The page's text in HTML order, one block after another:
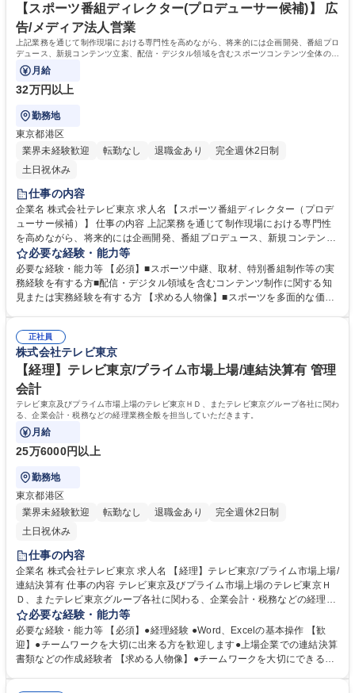
【スポーツ番組ディレクター(プロデューサー候補)】 広
告/メディア法人営業
上記業務を通じて制作現場における専門性を高めながら、将来的には企画開発、番組プロ
デュース、新規コンテンツ立案、配信・デジタル領域を含むスポーツコンテンツ全体の推
進を担うキャリア形成を想定しています。
月給
32万円以上
勤務地
東京都港区
業界未経験歓迎
転勤なし 退職金あり
完全週休2日制
土日祝休み
仕事の内容
企業名 株式会社テレビ東京 求人名 【スポーツ番組ディレクター（プロデ
ューサー候補）】 仕事の内容 上記業務を通じて制作現場における専門性
を高めながら、将来的には企画開発、番組プロデュース、新規コンテンツ
立案、配信・デジタル領域を含むスポーツコンテンツ全体の推進を担うキ
ャリア形成を想定しています。 ■スポーツ中継、特別番組、配信コンテン
ツ等の企画・制作■各種スポーツ大会・競技に関する取材、構成、VTR制
作■生放送・中継におけるディレクション業務■スポーツコンテンツの価値
必要な経験・能力等
必要な経験・能力等 【必須】■スポーツ中継、取材、特別番組制作等の実
務経験を有する方■配信・デジタル領域を含むコンテンツ制作に関する知
見または実務経験を有する方 【求める人物像】■スポーツを多面的な価値
ケーション能力を有し、社内外の関係者と信頼関係を構築できる方■社内
外に幅広いネットワークを築き、関係各所を巻き込みながら業務を推進で
きる方■環境変化に柔軟に対応し、自律的に行動できる方 学歴・資格 学
歴：大学院 大学 語学力： 資格：
正社員
株式会社テレビ東京
【経理】テレビ東京/プライム市場上場/連結決算有 管理
会計
テレビ東京及びプライム市場上場のテレビ東京ＨＤ、またテレビ東京グループ各社に関わ
る、企業会計・税務などの経理業務全般を担当していただきます。
月給
25万6000円以上
勤務地
東京都港区
業界未経験歓迎
転勤なし 退職金あり
完全週休2日制
土日祝休み
仕事の内容
企業名 株式会社テレビ東京 求人名 【経理】テレビ東京/プライム市場上場/
連結決算有 仕事の内容 テレビ東京及びプライム市場上場のテレビ東京Ｈ
Ｄ、またテレビ東京グループ各社に関わる、企業会計・税務などの経理業
務全般を担当していただきます。 ≪具体的な仕事内容≫●入金・支払い等
の伝票処理 ●立替経費精算 ●固定資産管理 ●税務申告書の作成・提出（連
結納税） ●決算書類の作成（連結決算含む）●税金の納付 など ≪魅力≫●
プライム市場上場企業で会計・税務を経験できる ●幅広い業務を経験でき
必要な経験・能力等
必要な経験・能力等 【必須】●経理経験 ●Word、Excelの基本操作 【歓
迎】●チームワークを大切に出来る方を歓迎します●上場企業での連結決算
書類などの作成経験者 【求める人物像】●チームワークを大切にできる方